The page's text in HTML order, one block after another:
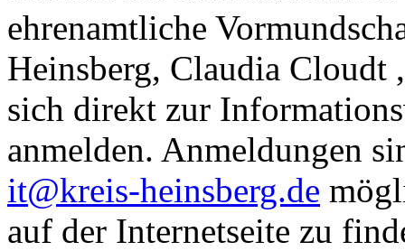
ehrenamtliche
Heinsberg, Claudia
sich direkt zur
anmelden. Anmeldungen
it@kreis-heinsberg.de
auf der Internetseite zu